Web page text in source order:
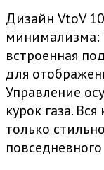
Дизайн VtoV
минимализма:
встроенная
для
Управление
курок газа.
только